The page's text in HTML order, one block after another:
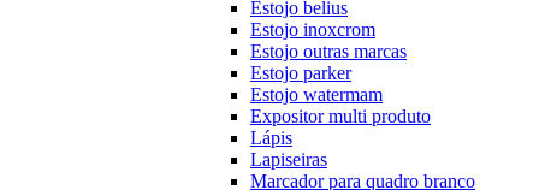
Estojo belius
Estojo inoxcrom
Estojo outras marcas
Estojo parker
Estojo watermam
Expositor multi produto
Lápis
Lapiseiras
Marcador para quadro branco